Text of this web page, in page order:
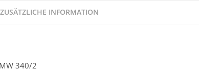
ZUSÄTZLICHE INFORMATION
340/2